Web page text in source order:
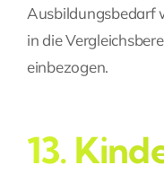
Ausbildungsbedarf
in die
einbezogen.
13.